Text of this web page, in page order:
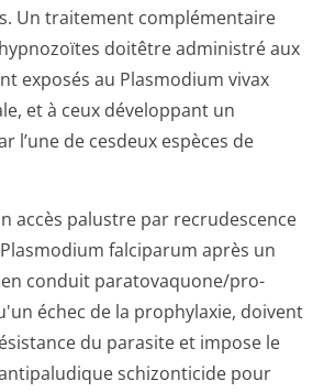
Un traitement complémentaire
doitêtre administré aux
exposés au Plasmodium vivax
et à ceux développant un
l’une de cesdeux espèces de
accès palustre par recrudescence
falciparum après un
conduit paratovaquone/pro­
échec de la prophylaxie, doivent
du parasite et impose le
schizonticide pour